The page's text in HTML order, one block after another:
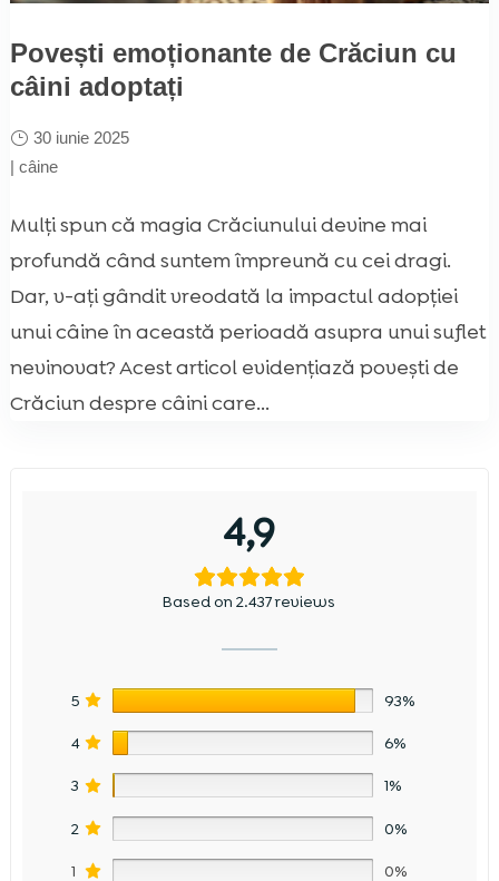
Povești emoționante de Crăciun cu
câini adoptați
30 iunie 2025
| câine
Mulți spun că magia Crăciunului devine mai
profundă când suntem împreună cu cei dragi.
Dar, v-ați gândit vreodată la impactul adopției
unui câine în această perioadă asupra unui suflet
nevinovat? Acest articol evidențiază povești de
Crăciun despre câini care...
4,9
Based on 2.437 reviews
5 93%
4 6%
3 1%
2 0%
1 0%